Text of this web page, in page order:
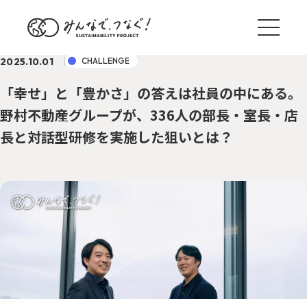
ブログ一覧
TREND サステナ国内外事例
ACTION 野村のサステナアクション
2025.10.01 CHALLENGE
「幸せ」と「豊かさ」の答えは社員の中にある。
野村不動産グループが、336人の部長・室長・店
長と対話型研修を実施した狙いとは？